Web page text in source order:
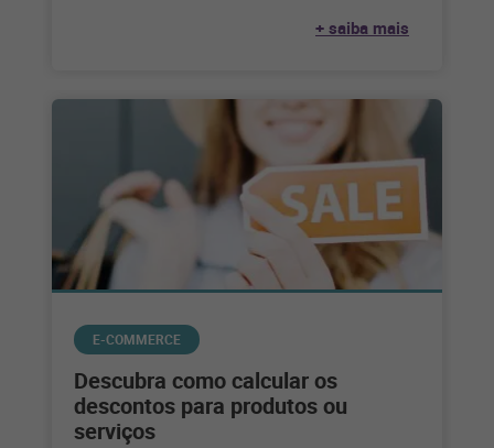
+ saiba mais
E-COMMERCE
Descubra como calcular os
descontos para produtos ou
serviços